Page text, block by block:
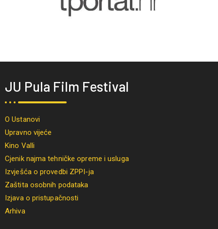
JU Pula Film Festival
O Ustanovi
Upravno vijeće
Kino Valli
Cjenik najma tehničke opreme i usluga
Izvješća o provedbi ZPPI-ja
Zaštita osobnih podataka
Izjava o pristupačnosti
Arhiva